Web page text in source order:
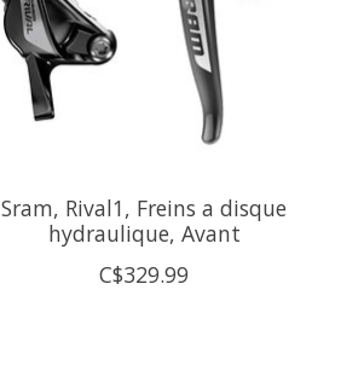
Sram, Rival1, Freins a disque
hydraulique, Avant
C$329.99